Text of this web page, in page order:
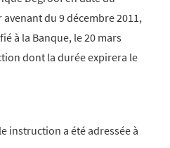
du 9 décembre 2011,
à la Banque, le 20 mars
dont la durée expirera le
instruction a été adressée à